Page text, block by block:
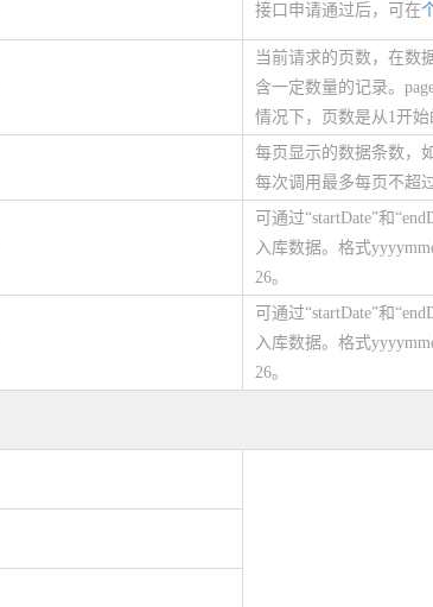
接口申请通过后，可在
当前请求的页数，在数
含一定数量的记录。
情况下，页数是从1开始
每页显示的数据条数，
每次调用最多每页不超
可通过“startDate”和
入库数据。格式
26。
可通过“startDate”和
入库数据。格式
26。